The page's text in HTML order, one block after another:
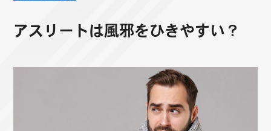
アスリートは風邪をひきやすい？